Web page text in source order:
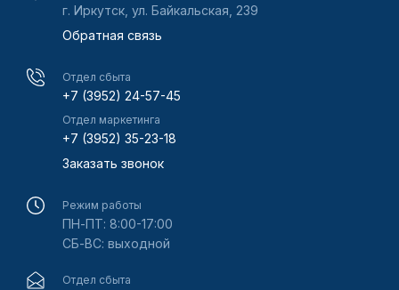
г. Иркутск, ул. Байкальская, 239
Обратная связь
Отдел сбыта
+7 (3952) 24-57-45
Отдел маркетинга
+7 (3952) 35-23-18
Заказать звонок
Режим работы
ПН-ПТ: 8:00-17:00
СБ-ВС: выходной
Отдел сбыта